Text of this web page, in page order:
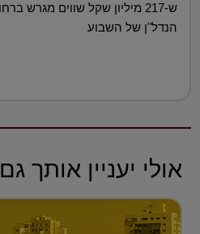
הנדל"ן של השבוע
אולי יעניין אותך גם